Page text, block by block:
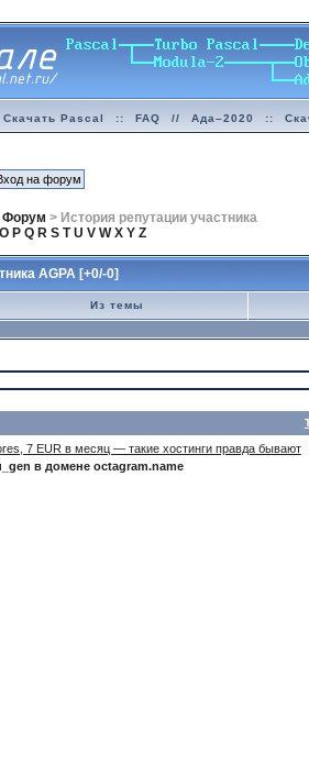
Скачать Pascal :: FAQ // Ада–2020 ::
Форум > История репутации участника
O P Q R S T U V W X Y Z
AGPA [+0/-0]
Из темы
в домене octagram.name